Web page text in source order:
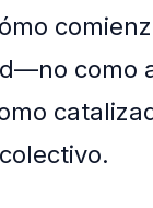
como